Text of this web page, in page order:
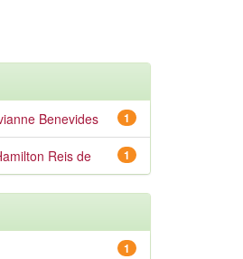
1
Benevides
1
Reis de
1